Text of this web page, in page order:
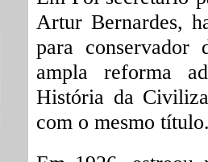
Artur Bernardes,
para
ampla reforma
História da
com o mesmo